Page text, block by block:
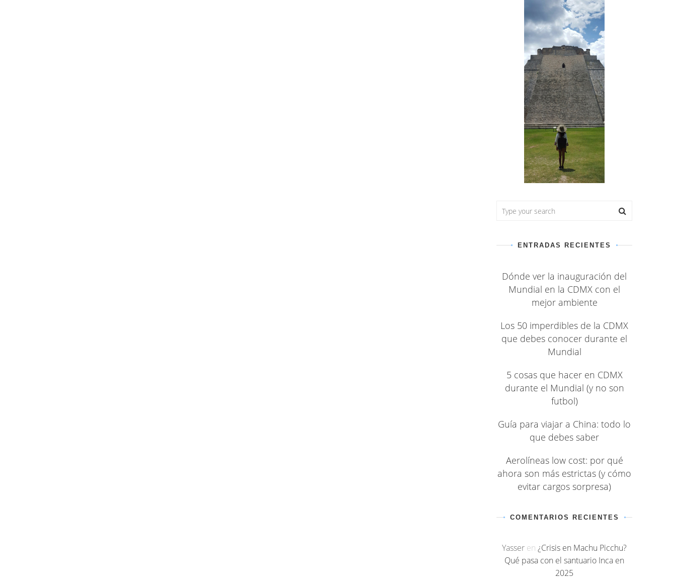
ENTRADAS RECIENTES
Dónde ver la inauguración del
Mundial en la CDMX con el
mejor ambiente
Los 50 imperdibles de la CDMX
que debes conocer durante el
Mundial
5 cosas que hacer en CDMX
durante el Mundial (y no son
futbol)
Guía para viajar a China: todo lo
que debes saber
Aerolíneas low cost: por qué
ahora son más estrictas (y cómo
evitar cargos sorpresa)
COMENTARIOS RECIENTES
Yasser en ¿Crisis en Machu Picchu?
Qué pasa con el santuario Inca en
2025